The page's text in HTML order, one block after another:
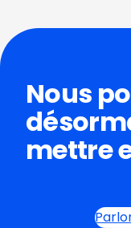
Nous
mettr|